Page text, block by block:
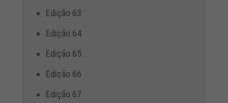
Edição 63
Edição 64
Edição 65
Edição 66
Edição 67